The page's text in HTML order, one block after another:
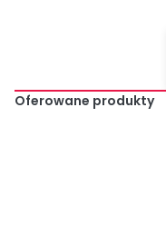
Oferowane produkty